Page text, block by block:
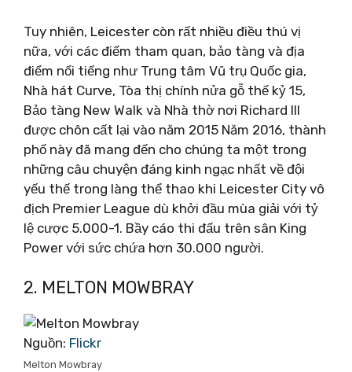
Tuy nhiên, Leicester còn rất nhiều điều thú vị
nữa, với các điểm tham quan, bảo tàng và địa
điểm nổi tiếng như Trung tâm Vũ trụ Quốc gia,
Nhà hát Curve, Tòa thị chính nửa gỗ thế kỷ 15,
Bảo tàng New Walk và Nhà thờ nơi Richard III
được chôn cất lại vào năm 2015 Năm 2016, thành
phố này đã mang đến cho chúng ta một trong
những câu chuyện đáng kinh ngạc nhất về đội
yếu thế trong làng thể thao khi Leicester City vô
địch Premier League dù khởi đầu mùa giải với tỷ
lệ cược 5.000-1. Bầy cáo thi đấu trên sân King
Power với sức chứa hơn 30.000 người.
2. MELTON MOWBRAY
Nguồn: Flickr
Melton Mowbray